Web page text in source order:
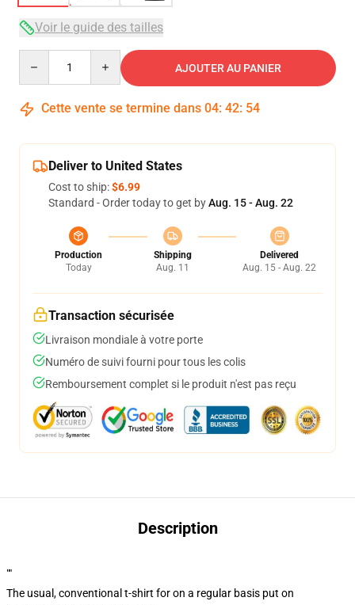
Voir le guide des tailles
AJOUTER AU PANIER
Cette vente se termine dans 04: 42: 54
Deliver to United States
Cost to ship:$6.99
Standard - Order today to get byAug. 15 - Aug. 22
Production
Today
Shipping
Aug. 11
Delivered
Aug. 15 - Aug. 22
Transaction sécurisée
Livraison mondiale à votre porte
Numéro de suivi fourni pour tous les colis
Remboursement complet si le produit n'est pas reçu
Description
""
The usual, conventional t-shirt for on a regular basis put on